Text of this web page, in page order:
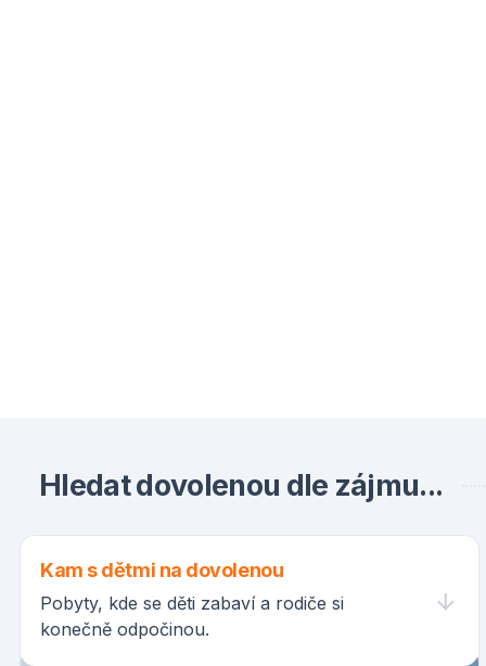
Hledat dovolenou dle zájmu...
Kam s dětmi na dovolenou
Pobyty, kde se děti zabaví a rodiče si
konečně odpočinou.